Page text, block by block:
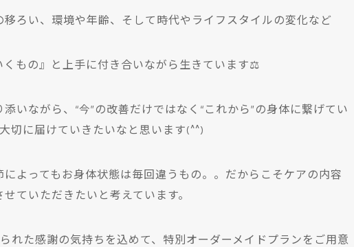
ろい、環境や年齢、そして時代やライフスタイルの変化など
もの』と上手に付き合いながら生きています⚖
いながら、“今”の改善だけではなく“これから”の身体に繋げてい
切に届けていきたいなと思います(^^)
よってもお身体状態は毎回違うもの。。だからこそケアの内容
ていただきたいと考えています。
れた感謝の気持ちを込めて、特別オーダーメイドプランをご用意